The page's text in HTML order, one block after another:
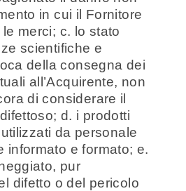
in cui il Fornitore
merci; c. lo stato
scientifiche e
della consegna dei
all’Acquirente, non
di considerare il
d. i prodotti
da personale
informato e formato; e.
pur
difetto o del pericolo